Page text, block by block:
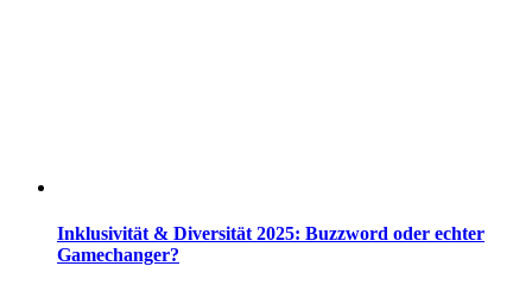
Inklusivität & Diversität 2025: Buzzword oder echter
Gamechanger?